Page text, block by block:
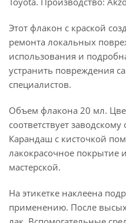
Этот флакон с краской
ремонта локальных
использования и
устранить повреждения
специалистов.
Объем флакона 20 мл.
соответствует
Карандаш с кисточкой
лакокрасочное покрытие
мастерской.
На этикетке наклеена
применению. После